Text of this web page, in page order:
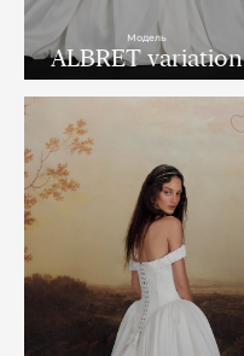
Модель
ALBRET variation